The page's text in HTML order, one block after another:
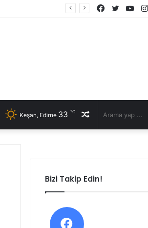
Twitter
Facebook
Rastgele
Keşan, Edirne 33 ℃
Bizi Takip Edin!